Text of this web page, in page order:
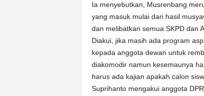
Ia menyebutkan, Musrenbang
yang masuk mulai dari hasil
dan melibatkan semua SKPD dan
Diakui, jika masih ada program
kepada anggota dewan untuk
diakomodir namun kesemaunya
harus ada kajian apakah calon
Suprihanto mengakui anggota